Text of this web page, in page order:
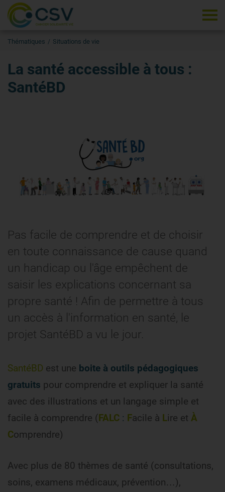
Thématiques Situations de vie
La santé accessible à tous :
SantéBD
Pas facile de comprendre et de choisir
en toute connaissance de cause quand
un handicap ou l'âge empêchent de
saisir les explications concernant sa
propre santé ! Afin de permettre à tous
un accès à l'information en santé, le
projet SantéBD a vu le jour.
SantéBD est une boite à outils pédagogiques
gratuits pour comprendre et expliquer la santé
avec des illustrations et un langage simple et
facile à comprendre (FALC : Facile à Lire et À
Comprendre)
Avec plus de 80 thèmes de santé (consultations,
soins, examens médicaux, prévention…),